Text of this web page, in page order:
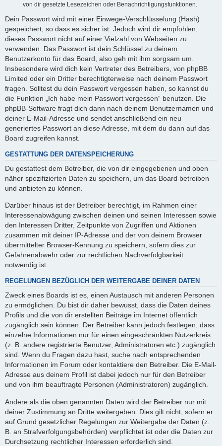
von dir gesetzte Lesezeichen oder Benachrichtigungsfunktionen.
Dein Passwort wird mit einer Einwege-Verschlüsselung (Hash)
gespeichert, so dass es sicher ist. Jedoch wird dir empfohlen,
dieses Passwort nicht auf einer Vielzahl von Webseiten zu
verwenden. Das Passwort ist dein Schlüssel zu deinem
Benutzerkonto für das Board, also geh mit ihm sorgsam um.
Insbesondere wird dich kein Vertreter des Betreibers, von phpBB
Limited oder ein Dritter berechtigterweise nach deinem Passwort
fragen. Solltest du dein Passwort vergessen haben, so kannst du
die Funktion „Ich habe mein Passwort vergessen“ benutzen. Die
phpBB-Software fragt dich dann nach deinem Benutzernamen und
deiner E-Mail-Adresse und sendet anschließend ein neu
generiertes Passwort an diese Adresse, mit dem du dann auf das
Board zugreifen kannst.
GESTATTUNG DER DATENSPEICHERUNG
Du gestattest dem Betreiber, die von dir eingegebenen und oben
näher spezifizierten Daten zu speichern, um das Board betreiben
und anbieten zu können.
Darüber hinaus ist der Betreiber berechtigt, im Rahmen einer
Interessenabwägung zwischen deinen und seinen Interessen sowie
den Interessen Dritter, Zeitpunkte von Zugriffen und Aktionen
zusammen mit deiner IP-Adresse und der von deinem Browser
übermittelter Browser-Kennung zu speichern, sofern dies zur
Gefahrenabwehr oder zur rechtlichen Nachverfolgbarkeit
notwendig ist.
REGELUNGEN BEZÜGLICH DER WEITERGABE DEINER DATEN
Zweck eines Boards ist es, einen Austausch mit anderen Personen
zu ermöglichen. Du bist dir daher bewusst, dass die Daten deines
Profils und die von dir erstellten Beiträge im Internet öffentlich
zugänglich sein können. Der Betreiber kann jedoch festlegen, dass
einzelne Informationen nur für einen eingeschränkten Nutzerkreis
(z. B. andere registrierte Benutzer, Administratoren etc.) zugänglich
sind. Wenn du Fragen dazu hast, suche nach entsprechenden
Informationen im Forum oder kontaktiere den Betreiber. Die E-Mail-
Adresse aus deinem Profil ist dabei jedoch nur für den Betreiber
und von ihm beauftragte Personen (Administratoren) zugänglich.
Andere als die oben genannten Daten wird der Betreiber nur mit
deiner Zustimmung an Dritte weitergeben. Dies gilt nicht, sofern er
auf Grund gesetzlicher Regelungen zur Weitergabe der Daten (z.
B. an Strafverfolgungsbehörden) verpflichtet ist oder die Daten zur
Durchsetzung rechtlicher Interessen erforderlich sind.